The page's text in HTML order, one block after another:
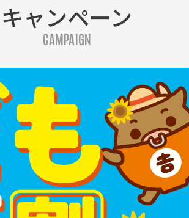
キャンペーン
CAMPAIGN